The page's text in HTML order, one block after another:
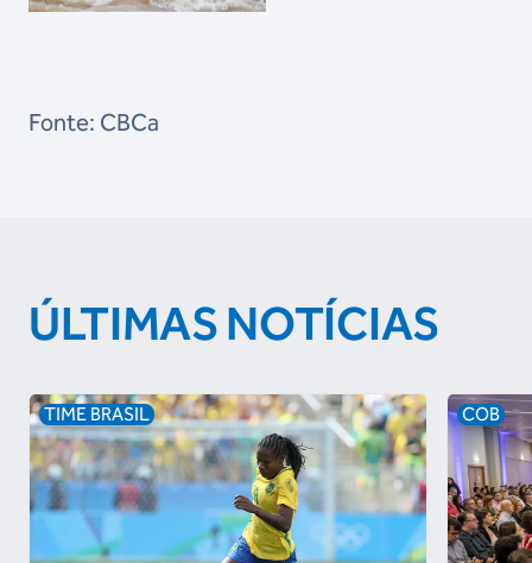
Fonte: CBCa
ÚLTIMAS NOTÍCIAS
TIME BRASIL COB